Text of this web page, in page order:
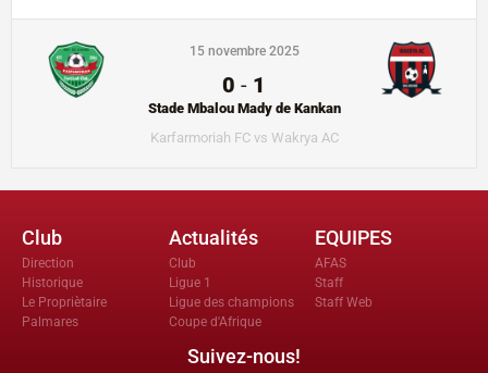
15 novembre 2025
0 - 1
Stade Mbalou Mady de Kankan
Karfarmoriah FC vs Wakrya AC
Club
Direction
Historique
Le Propriètaire
Palmares
Actualités
Club
Ligue 1
Ligue des champions
Coupe d'Afrique
EQUIPES
AFAS
Staff
Staff Web
Suivez-nous!